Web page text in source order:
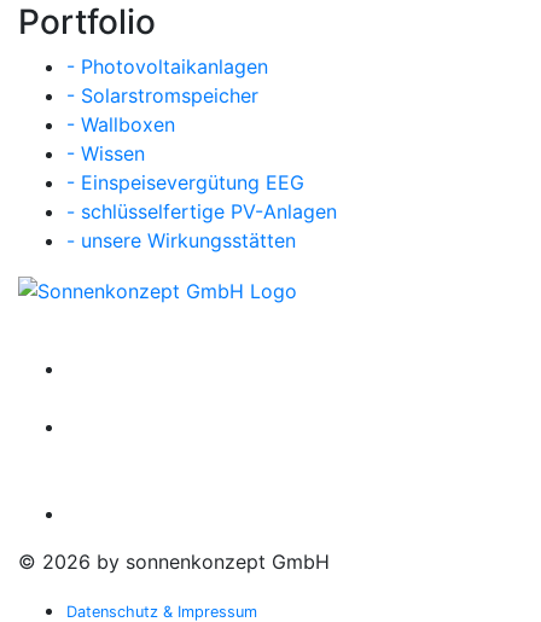
Portfolio
- Photovoltaikanlagen
- Solarstromspeicher
- Wallboxen
- Wissen
- Einspeisevergütung EEG
- schlüsselfertige PV-Anlagen
- unsere Wirkungsstätten
© 2026 by sonnenkonzept GmbH
Datenschutz & Impressum